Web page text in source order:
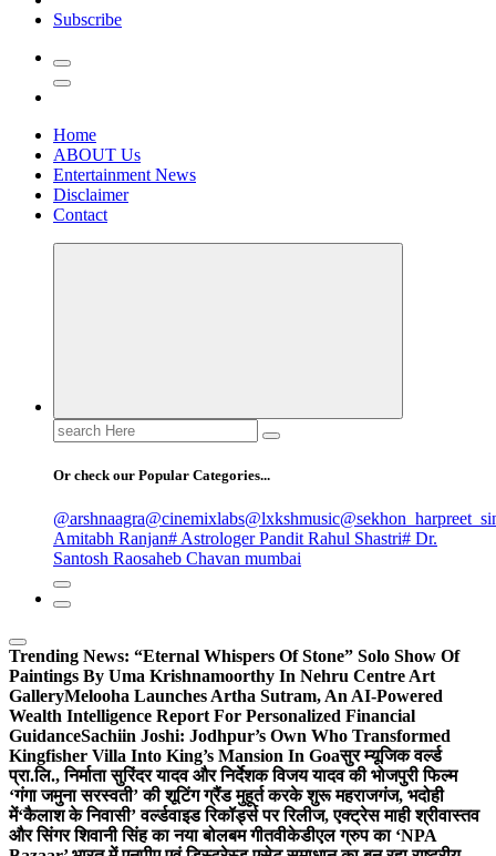
Subscribe
Home
ABOUT Us
Entertainment News
Disclaimer
Contact
Search
for:
Or check our Popular Categories...
@arshnaagra@cinemixlabs@lxkshmusic
Amitabh Ranjan# Astrologer Pandit Rahul Shastri# Dr.
Santosh Raosaheb Chavan mumbai
Trending News: “Eternal Whispers Of Stone” Solo Show Of
Paintings By Uma Krishnamoorthy In Nehru Centre Art
GalleryMelooha Launches Artha Sutram, An AI-Powered
Wealth Intelligence Report For Personalized Financial
GuidanceSachiin Joshi: Jodhpur’s Own Who Transformed
Kingfisher Villa Into King’s Mansion In Goaसुर म्यूजिक वर्ल्ड
प्रा.लि., निर्माता सुरिंदर यादव और निर्देशक विजय यादव की भोजपुरी फिल्म
‘गंगा जमुना सरस्वती’ की शूटिंग ग्रैंड मुहूर्त करके शुरू महराजगंज, भदोही
में‘कैलाश के निवासी’ वर्ल्डवाइड रिकॉर्ड्स पर रिलीज, एक्ट्रेस माही श्रीवास्तव
और सिंगर शिवानी सिंह का नया बोलबम गीतवीकेडीएल ग्रुप का ‘NPA